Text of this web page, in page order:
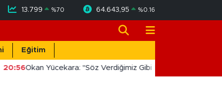
13.799 %70 64.643,95 %0.16
Eğitim
20:56Okan Yücekara: "Söz Verdiğimiz Gibi Masada Değil,